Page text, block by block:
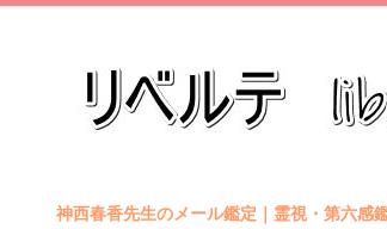
神西春香先生のメール鑑定｜霊視・第六感